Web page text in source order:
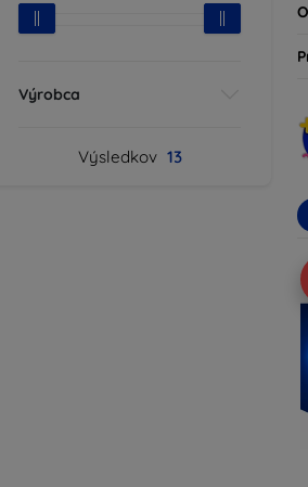
Výrobca
Výsledkov 13